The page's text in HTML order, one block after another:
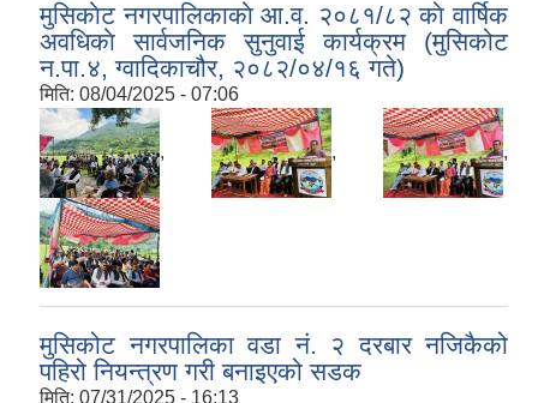
मुसिकाेट नगरपालिकाकाे आ.व. २०८१/८२ काे वार्षिक
अवधिकाे सार्वजनिक सुनुवाई कार्यक्रम (मुसिकोट
न.पा.४, ग्वादिकाचौर, २०८२/०४/१६ गते)
मिति: 08/04/2025 - 07:06
, , ,
मुसिकोट नगरपालिका वडा नं. २ दरबार नजिकैको
पहिरो नियन्त्रण गरी बनाइएको सडक
मिति: 07/31/2025 - 16:13